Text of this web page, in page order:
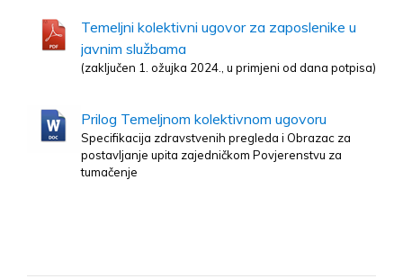
Temeljni kolektivni ugovor za zaposlenike u
javnim službama
(zaključen 1. ožujka 2024., u primjeni od dana potpisa)
Prilog Temeljnom kolektivnom ugovoru
Specifikacija zdravstvenih pregleda i Obrazac za
postavljanje upita zajedničkom Povjerenstvu za
tumačenje